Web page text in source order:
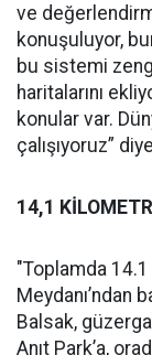
ve
konuşuluyor,
bu sistemi
haritalarını
konular var.
çalışıyoruz”
14,1
"Toplamda
Meydanı’ndan
Balsak,
Anıt Park’a,